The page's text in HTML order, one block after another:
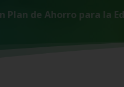
Plan de Ahorro para la